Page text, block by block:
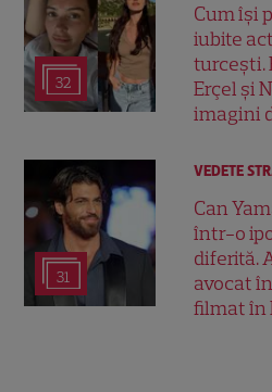
32
Cum își
iubite
turcești.
Erçel și
imagini
31
VEDETE
Can
într-o
diferită.
avocat
filmat în